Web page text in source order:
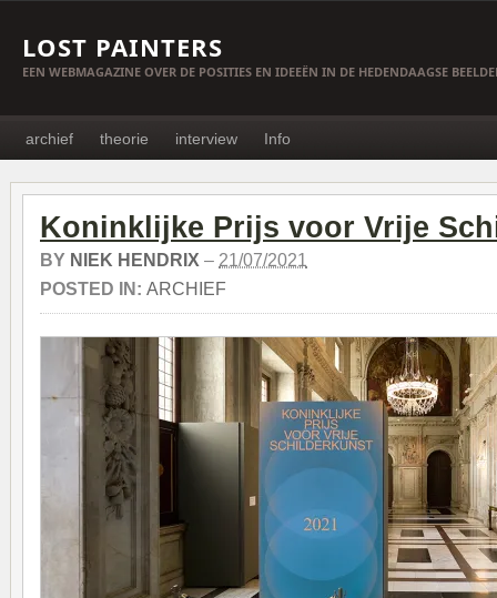
LOST PAINTERS
EEN WEBMAGAZINE OVER DE POSITIES EN IDEEËN IN DE HEDENDAAGSE
archief theorie interview Info
Koninklijke Prijs voor Vrije
BY NIEK HENDRIX – 21/07/2021
POSTED IN: ARCHIEF